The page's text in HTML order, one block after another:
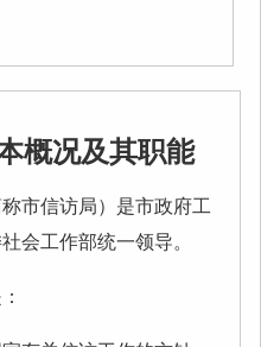
概况及其职能
信访局）是市政府工
会工作部统一领导。